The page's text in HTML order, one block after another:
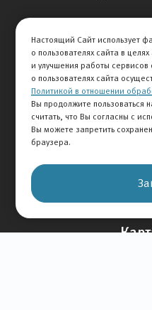
Отзывы
О
Настоящий Сайт использует
о пользователях сайта в
и улучшения работы
о пользователях сайта
Политикой в отношении
Вы продолжите пользоваться
считать, что Вы согласны с
Вы можете запретить
браузера.